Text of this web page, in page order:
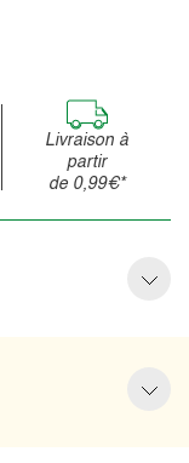
Livraison à
partir
de 0,99€*